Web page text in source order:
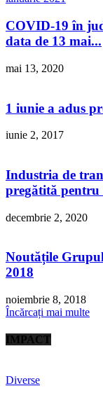
COVID-19 în
data de 13 mai...
mai 13, 2020
1 iunie a adus
iunie 2, 2017
Industria de
pregătită
decembrie 2, 2020
Noutățile
2018
noiembrie 8, 2018
Încărcați mai multe
IMPACT
Diverse